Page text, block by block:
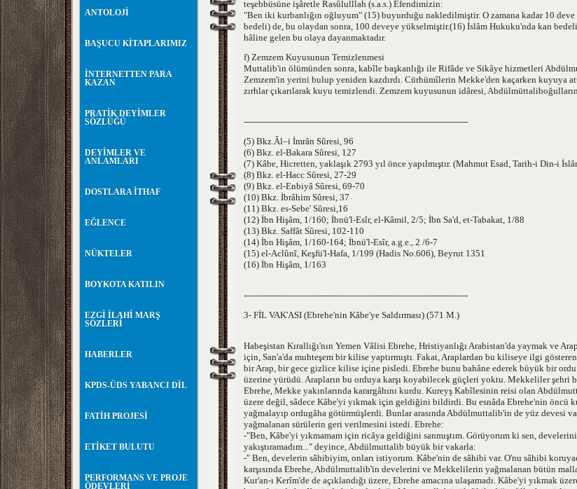
ANTOLOJİ
BAŞUCU KİTAPLARIMIZ
İNTERNETTEN PARA
KAZAN
PRATİK DEYİMLER
SÖZLÜĞÜ
DEYİMLER VE
ANLAMLARI
DOSTLARA İTHAF
EĞLENCE
NÜKTELER
BOYKOTA KATILIN
EZGİ İLAHİ MARŞ
SÖZLERİ
HABERLER
KPDS-ÜDS YABANCI DİL
FATİH PROJESİ
ETİKET BULUTU
PERFORMANS VE PROJE
ÖDEVLERİ
teşebbüsüne işâretle Rasûlulllah (s.a.s.) Efendimizin:
"Ben iki kurbanlığın oğluyum" (15) buyurduğu nakledilmiştir. O zamana kadar 10
bedeli) de, bu olaydan sonra, 100 deveye yükselmiştir.(16) İslâm Hukuku'nda kan
hâline gelen bu olaya dayanmaktadır.
f) Zemzem Kuyusunun Temizlenmesi
Muttalib'in ölümünden sonra, kabîle başkanlığı ile Rifâde ve Sikâye hizmetleri
Zemzem'in yerini bulup yeniden kazdırdı. Cürhümîlerin Mekke'den kaçarken kuyuya
zırhlar çıkarılarak kuyu temizlendi. Zemzem kuyusunun idâresi,
--------------------------------------------------------------------------------
(5) Bkz.Âl–i İmrân Sûresi, 96
(6) Bkz. el-Bakara Sûresi, 127
(7) Kâbe, Hicretten, yaklaşık 2793 yıl önce yapılmıştır. (Mahmut Esad, Tarih-i Din-i
(8) Bkz. el-Hacc Sûresi, 27-29
(9) Bkz. el-Enbiyâ Sûresi, 69-70
(10) Bkz. İbrâhim Sûresi, 37
(11) Bkz. es-Sebe' Sûresi,16
(12) İbn Hişâm, 1/160; İbnü'l-Esîr, el-Kâmil, 2/5; İbn Sa'd, et-Tabakat, 1/88
(13) Bkz. Saffât Sûresi, 102-110
(14) İbn Hişâm, 1/160-164; İbnü'l-Esîr, a.g.e., 2 /6-7
(15) el-Aclûnî, Keşfü'l-Hafa, 1/199 (Hadis No.606), Beyrut 1351
(16) İbn Hişâm, 1/163
--------------------------------------------------------------------------------
3- FİL VAK'ASI (Ebrehe'nin Kâbe'ye Saldırması) (571 M.)
Habeşistan Kırallığı'nın Yemen Vâlisi Ebrehe, Hristiyanlığı Arabistan'da yaymak ve
için, San'a'da muhteşem bir kilise yaptırmıştı. Fakat, Araplardan bu kiliseye ilgi
bir Arap, bir gece gizlice kilise içine pisledi. Ebrehe bunu bahâne ederek büyük bir
üzerine yürüdü. Arapların bu orduya karşı koyabilecek güçleri yoktu. Mekkeliler şehri
Ebrehe, Mekke yakınlarında karargâhını kurdu. Kureyş Kabîlesinin reisi olan
üzere değil, sâdece Kâbe'yi yıkmak için geldiğini bildirdi. Bu esnâda Ebrehe'nin
yağmalayıp ordugâha götürmüşlerdi. Bunlar arasında Abdülmuttalib'in de yüz devesi
yağmalanan sürülerin geri verilmesini istedi. Ebrehe:
-"Ben, Kâbe'yi yıkmamam için ricâya geldiğini sanmıştım. Görüyorum ki sen,
yakıştıramadım..." deyince, Abdülmuttalib büyük bir vakarla:
-" Ben, develerin sâhibiyim, onları istiyorum. Kâbe'nin de sâhibi var. O'nu sâhibi
karşısında Ebrehe, Abdülmuttalib'in develerini ve Mekkelilerin yağmalanan bütün
Kur'an-ı Kerîm'de de açıklandığı üzere, Ebrehe amacına ulaşamadı. Kâbe'yi yıkmak